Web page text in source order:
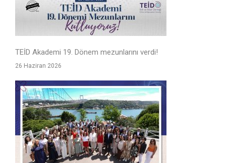
TEİD Akademi 19. Dönem mezunlarını verdi!
26 Haziran 2026